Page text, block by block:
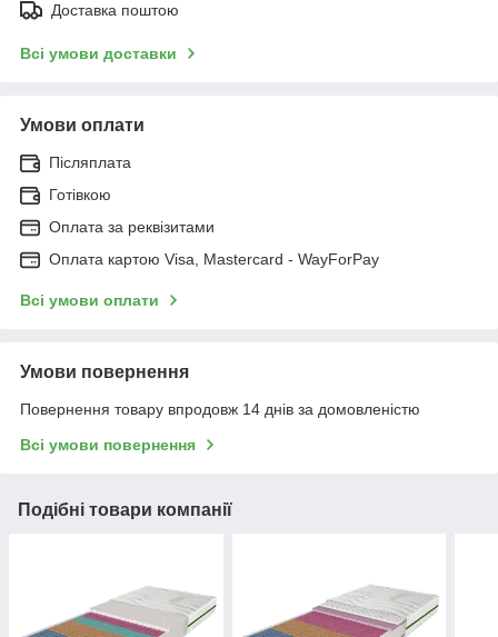
Доставка поштою
Всі умови доставки
Умови оплати
Післяплата
Готівкою
Оплата за реквізитами
Оплата картою Visa, Mastercard - WayForPay
Всі умови оплати
Умови повернення
Повернення товару впродовж 14 днів за домовленістю
Всі умови повернення
Подібні товари компанії